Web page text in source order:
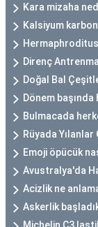
Kara mizaha
Kalsiyum
Direnç
Doğal Bal
Dönem
Bulmacada
Rüyada Yılanlar
Emoji öpücük
Avustralya'da
Acizlik ne
Askerlik